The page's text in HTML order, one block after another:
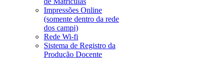
Impressões Online
(somente dentro da rede
dos campi)
Rede Wi-fi
Sistema de Registro da
Produção Docente